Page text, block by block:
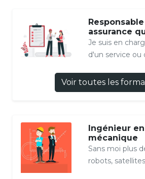
Responsable
assurance
Je suis en
d'un service ou
Voir toutes les
Ingénieur en
mécanique
Sans moi plus
robots,